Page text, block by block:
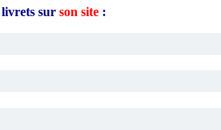
livrets sur son site :